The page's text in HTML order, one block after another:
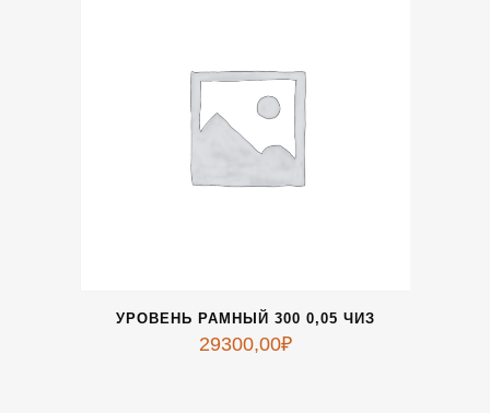
УРОВЕНЬ РАМНЫЙ 300 0,05 ЧИЗ
29300,00₽